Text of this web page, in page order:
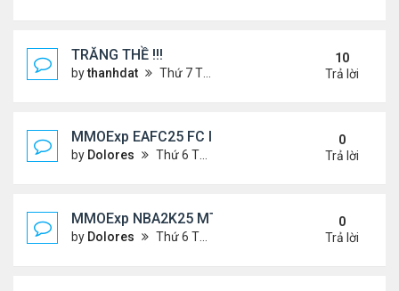
TRĂNG THỀ !!!
bythanhdat Thứ 7 Tháng 7 06, 2024 5:05 pm
10
Trả lời
MMOExp EAFC25 FC IQ: Tactical Overhaul
by Dolores Thứ 6 Tháng 9 27, 2024 6:43 pm
0
Trả lời
MMOExp NBA2K25 MT Stephen Curry
by Dolores Thứ 6 Tháng 9 27, 2024 6:42 pm
0
Trả lời